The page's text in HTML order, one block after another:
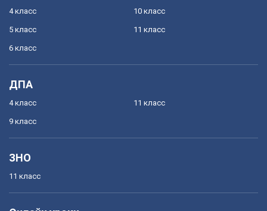
4 класс
5 класс
6 класс
10 класс
11 класс
ДПА
4 класс
9 класс
11 класс
ЗНО
11 класс